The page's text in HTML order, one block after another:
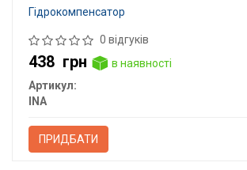
Гідрокомпенсатор
0 відгуків
438 грн
в наявності
Артикул:
INA
ПРИДБАТИ